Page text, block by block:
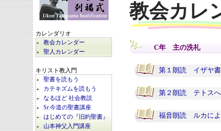
カレンダリオ
教会カレンダー
聖人カレンダー
キリスト教入門
聖書を読もう
カテキズムを読もう
なるほど 社会教説
Sr.今道の聖書講座
はじめての『旧約聖書』
山本神父入門講座
教会カレ
C年 主の洗礼
第１朗読 イザヤ
第２朗読 テトス
福音朗読 ルカによ